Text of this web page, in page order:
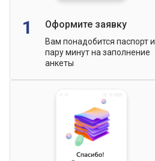
1 Оформите заявку
Вам понадобится паспорт и
пару минут на заполнение
анкеты